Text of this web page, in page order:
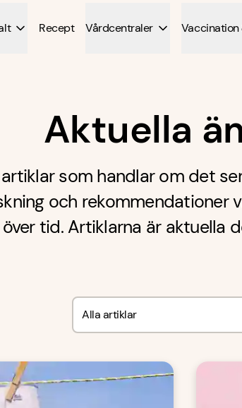
Recept Vårdcentraler
Aktuella
som handlar om det
och rekommendationer
tid. Artiklarna är aktuella
Alla artiklar